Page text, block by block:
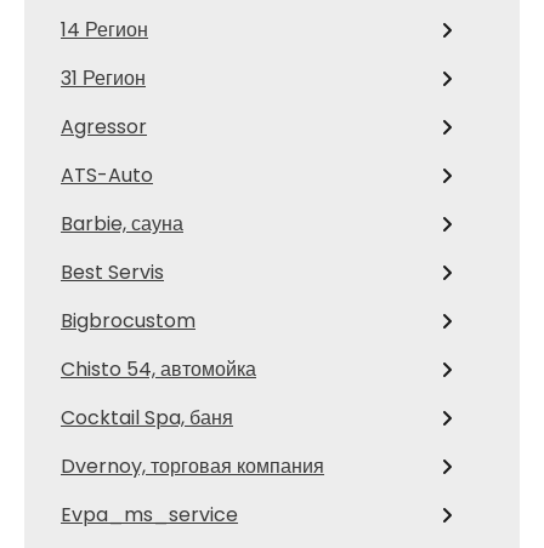
14 Регион
31 Регион
Agressor
ATS-Auto
Barbie, сауна
Best Servis
Bigbrocustom
Chisto 54, автомойка
Cocktail Spa, баня
Dvernoy, торговая компания
Evpa_ms_service